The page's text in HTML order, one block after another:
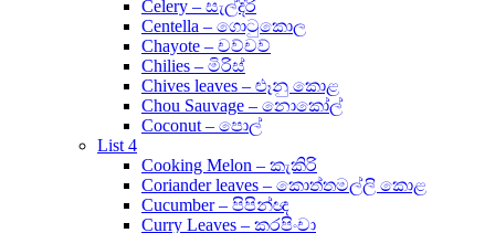
Celery – සැල්දිරි
Centella – ගොටුකොල
Chayote – චව්චව්
Chilies – මිරිස්
Chives leaves – ළූනු කොළ
Chou Sauvage – නොකෝල්
Coconut – පොල්
List 4
Cooking Melon – කැකිරි
Coriander leaves – කොත්තමල්ලි කොළ
Cucumber – පිපින්ඥ
Curry Leaves – කරපිංචා